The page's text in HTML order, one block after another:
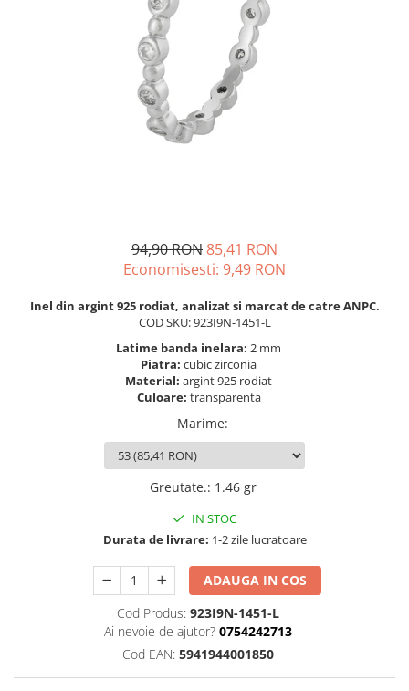
BRATARI PENTRU PICIOR
BRATARA TIP ROZARIU
LANTURI TIP ROZARIU
94,90 RON85,41 RON
Economisesti: 9,49 RON
Inel din argint 925 rodiat, analizat si marcat de catre ANPC.
COD SKU: 923I9N-1451-L
Latime banda inelara: 2 mm
Piatra: cubic zirconia
Material: argint 925 rodiat
Culoare: transparenta
Marime:
Greutate.: 1.46 gr
IN STOC
Durata de livrare: 1-2 zile lucratoare
ADAUGA IN COS
Cod Produs: 923I9N-1451-L
Ai nevoie de ajutor? 0754242713
Cod EAN: 5941944001850